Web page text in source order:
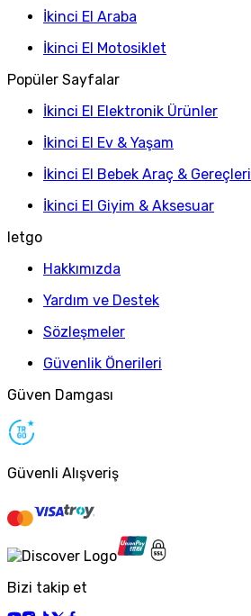
İkinci El Araba
İkinci El Motosiklet
Popüler Sayfalar
İkinci El Elektronik Ürünler
İkinci El Ev & Yaşam
İkinci El Bebek Araç & Gereçleri
İkinci El Giyim & Aksesuar
letgo
Hakkımızda
Yardım ve Destek
Sözleşmeler
Güvenlik Önerileri
Güven Damgası
Güvenli Alışveriş
Bizi takip et